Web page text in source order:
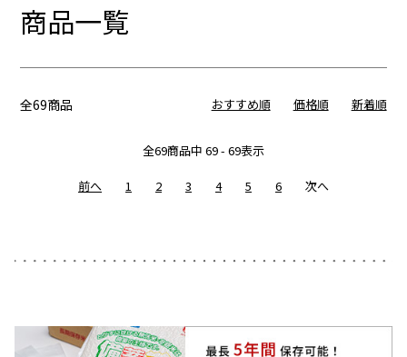
商品一覧
全69商品 おすすめ順 価格順 新着順
全69商品中 69 - 69表示
前へ 1 2 3 4 5 6 次へ